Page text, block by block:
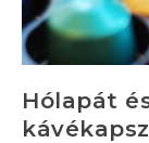
Hólapát